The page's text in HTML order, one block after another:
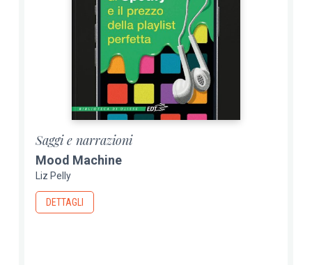
Saggi e narrazioni
Mood Machine
Liz Pelly
DETTAGLI